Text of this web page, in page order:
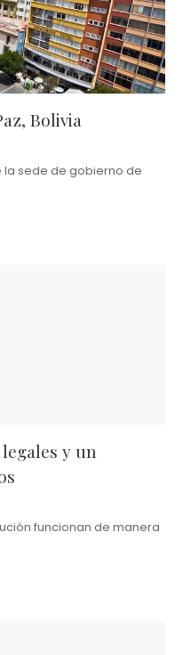
Bolivia
la sede de gobierno de
y un
funcionan de manera